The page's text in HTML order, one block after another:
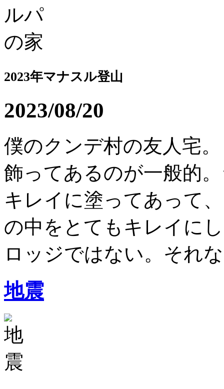
2023年マナスル登山
2023/08/20
僕のクンデ村の友人宅
飾ってあるのが一般的
キレイに塗ってあって
の中をとてもキレイに
ロッジではない。それ
地震